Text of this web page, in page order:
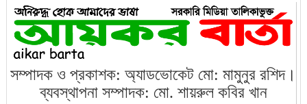
অধিবেশন শুরু
মৃত্যুদণ্ড
সম্পাদক ও প্রকাশক: অ্যাডভোকেট মো: মামুনুর রশিদ।
ব্যবস্থাপনা সম্পাদক: মো. শায়রুল কবির খান